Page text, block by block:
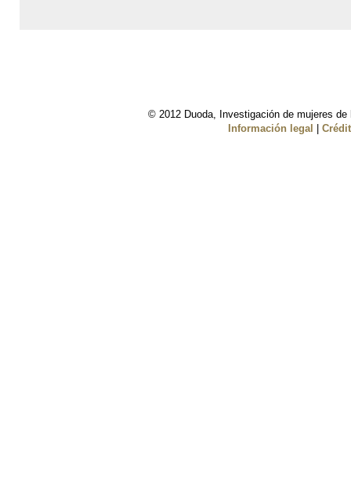
© 2012 Duoda, Investigación de mujeres
Información legal